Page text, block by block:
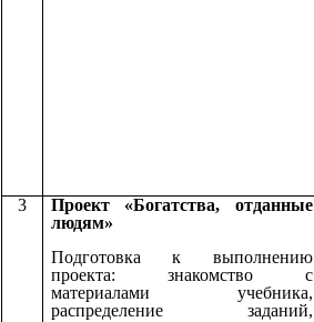
3
Проект «Богатства, отданные
людям»
Подготовка к выполнению
проекта: знакомство с
материалами учебника,
распределение заданий,